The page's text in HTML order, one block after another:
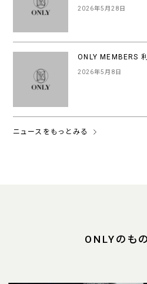
2026年5月28日
ONLY MEMBERS
2026年5月8日
ニュースをもっとみる
ONLYのも